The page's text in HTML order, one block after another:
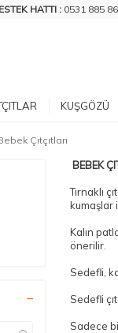
HATTI : 0531 885
KUŞGÖZÜ
Çıtçıtları
BEBEK
Tırnaklı
kumaşlar
Kalın
önerilir.
Sedefli,
Sedefli
Sadece